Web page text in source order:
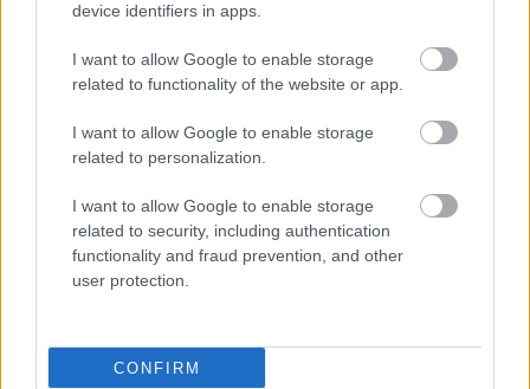
device identifiers in apps.
I want to allow Google to enable storage
related to functionality of the website or app.
I want to allow Google to enable storage
related to personalization.
I want to allow Google to enable storage
related to security, including authentication
functionality and fraud prevention, and other
user protection.
CONFIRM
Jöjjünk már le az abszurdról
Tegnap lemondott Dudás Gergely, az Index
főszerkesztője, helyére a politika rovat eddigi
vezetője, Tóth-Szenesi Attila került. A Fidesz-média
pedig örült: “összeomlott az indexezésbe”, “eldőlt,
hogy Simicska Lajos átvette az irányítást” és hasonló
mantrákba kezdett.